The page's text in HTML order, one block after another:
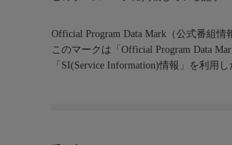
Official Program Data Mark（公式番組情
このマークは「Official Program Data
「SI(Service Information)情報」を利用